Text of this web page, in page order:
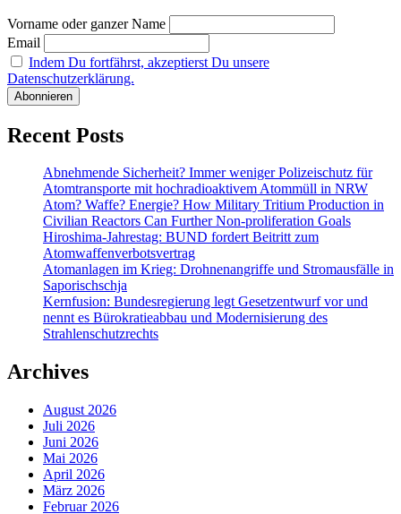
Vorname oder ganzer Name
Email
Indem Du fortfährst, akzeptierst Du unsere
Datenschutzerklärung.
Recent Posts
Abnehmende Sicherheit? Immer weniger Polizeischutz für
Atomtransporte mit hochradioaktivem Atommüll in NRW
Atom? Waffe? Energie? How Military Tritium Production in
Civilian Reactors Can Further Non-proliferation Goals
Hiroshima-Jahrestag: BUND fordert Beitritt zum
Atomwaffenverbotsvertrag
Atomanlagen im Krieg: Drohnenangriffe und Stromausfälle in
Saporischschja
Kernfusion: Bundesregierung legt Gesetzentwurf vor und
nennt es Bürokratieabbau und Modernisierung des
Strahlenschutzrechts
Archives
August 2026
Juli 2026
Juni 2026
Mai 2026
April 2026
März 2026
Februar 2026